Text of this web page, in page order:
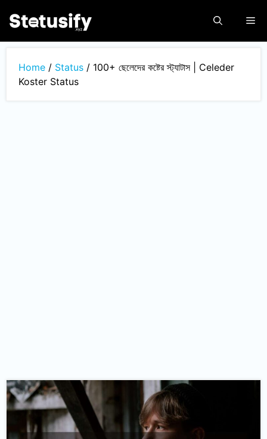
Home / Status / 100+ ছেলেদের কষ্টের স্ট্যাটাস | Celeder
Koster Status